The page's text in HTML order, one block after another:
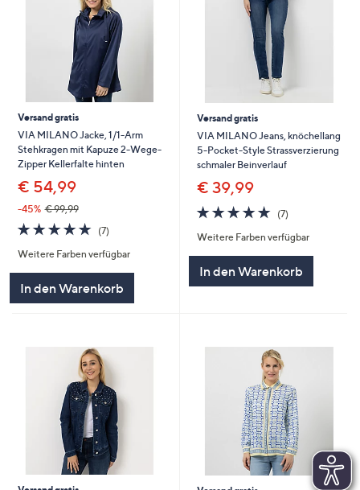
Versand gratis
VIA MILANO Jacke, 1/1-Arm
Stehkragen mit Kapuze 2-Wege-
Zipper Kellerfalte hinten
€ 54,99
-45% € 99,99
4.7
von
5
(7)7
Weitere Farben verfügbar
In den Warenkorb
Versand gratis
VIA MILANO Jeans, knöchellang
5-Pocket-Style Strassverzierung
schmaler Beinverlauf
€ 39,99
4.7
von
5
(7)7
Weitere Farben verfügbar
In den Warenkorb